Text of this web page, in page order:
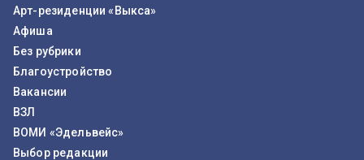
Арт-резиденции «Выкса»
Афиша
Без рубрики
Благоустройство
Вакансии
ВЗЛ
ВОМИ «Эдельвейс»
Выбор редакции